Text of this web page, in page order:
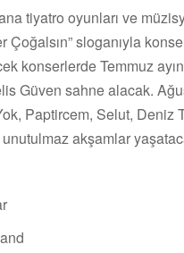
tiyatro oyunları ve
Çoğalsın” sloganıyla
konserlerde Temmuz
Güven sahne alacak.
Paptircem, Selut, Deniz
akşamlar